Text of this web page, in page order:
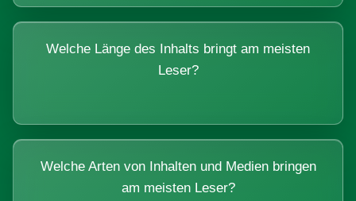
Welche Länge des Inhalts bringt am meisten
Leser?
Welche Arten von Inhalten und Medien bringen
am meisten Leser?